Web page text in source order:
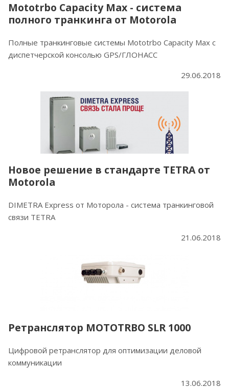
Mototrbo Capacity Max - система
полного транкинга от Motorola
Полные транкинговые системы Mototrbo Capacity Max с
диспетчерской консолью GPS/ГЛОНАСС
29.06.2018
Новое решение в стандарте TETRA от
Motorola
DIMETRA Express от Моторола - система транкинговой
связи TETRA
21.06.2018
Ретранслятор MOTOTRBO SLR 1000
Цифровой ретранслятор для оптимизации деловой
коммуникации
13.06.2018